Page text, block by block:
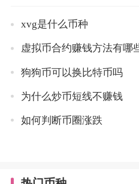
xvg是什么币种
虚拟币合约赚钱方法有哪
狗狗币可以换比特币吗
为什么炒币短线不赚钱
如何判断币圈涨跌